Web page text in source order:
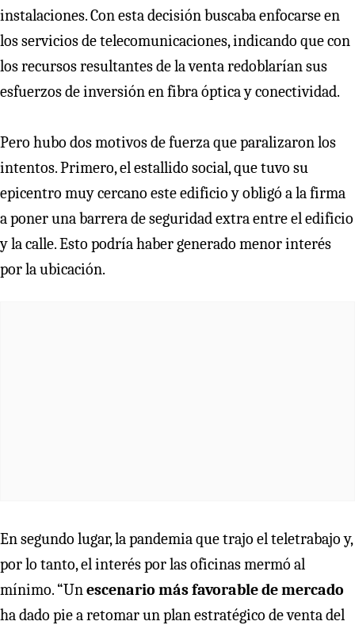
instalaciones. Con esta decisión buscaba enfocarse en
los servicios de telecomunicaciones, indicando que con
los recursos resultantes de la venta redoblarían sus
esfuerzos de inversión en fibra óptica y conectividad.
Pero hubo dos motivos de fuerza que paralizaron los
intentos. Primero, el estallido social, que tuvo su
epicentro muy cercano este edificio y obligó a la firma
a poner una barrera de seguridad extra entre el edificio
y la calle. Esto podría haber generado menor interés
por la ubicación.
En segundo lugar, la pandemia que trajo el teletrabajo y,
por lo tanto, el interés por las oficinas mermó al
mínimo. “Unescenario más favorable de mercado
ha dado pie a retomar un plan estratégico de venta del